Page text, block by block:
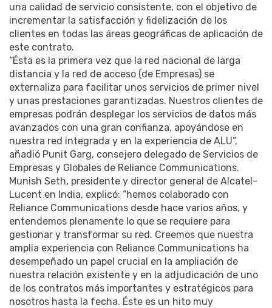
una calidad de servicio consistente, con el objetivo de
incrementar la satisfacción y fidelización de los
clientes en todas las áreas geográficas de aplicación de
este contrato.
“Ésta es la primera vez que la red nacional de larga
distancia y la red de acceso (de Empresas) se
externaliza para facilitar unos servicios de primer nivel
y unas prestaciones garantizadas. Nuestros clientes de
empresas podrán desplegar los servicios de datos más
avanzados con una gran confianza, apoyándose en
nuestra red integrada y en la experiencia de ALU”,
añadió Punit Garg, consejero delegado de Servicios de
Empresas y Globales de Reliance Communications.
Munish Seth, presidente y director general de Alcatel-
Lucent en India, explicó: “hemos colaborado con
Reliance Communications desde hace varios años, y
entendemos plenamente lo que se requiere para
gestionar y transformar su red. Creemos que nuestra
amplia experiencia con Reliance Communications ha
desempeñado un papel crucial en la ampliación de
nuestra relación existente y en la adjudicación de uno
de los contratos más importantes y estratégicos para
nosotros hasta la fecha. Éste es un hito muy